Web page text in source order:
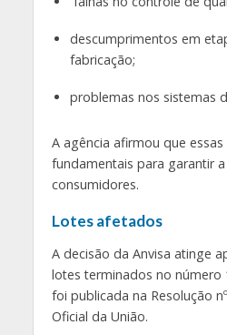
descumprimentos em
fabricação;
problemas nos sistemas
A agência afirmou que
fundamentais para garantir
consumidores.
Lotes afetados
A decisão da Anvisa atinge
lotes terminados no número
foi publicada na Resolução
Oficial da União.